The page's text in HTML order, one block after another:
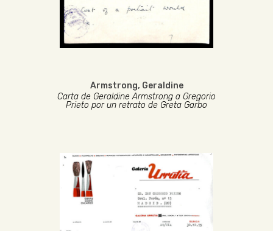
Armstrong, Geraldine
Carta de Geraldine Armstrong a Gregorio
Prieto por un retrato de Greta Garbo